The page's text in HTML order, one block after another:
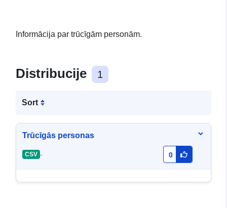
Informācija par trūcīgām personām.
Distribucije 1
Sort
Trūcīgās personas
CSV - 0